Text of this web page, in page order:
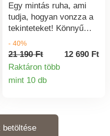
Egy mintás ruha, ami
tudja, hogyan vonzza a
tekinteteket! Könnyű
kreponból készült.
Bokáig érő. V-nyakú és
gombos nyílás. Elöl
szegélyezett. Az elülső
Rövid, rugalmas ujjak,
erős húzózsinórral a
- 40%
21 190 Ft
12 690 Ft
Raktáron több
mint 10 db
betöltése